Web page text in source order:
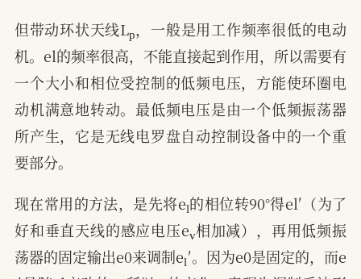
但带动环状天线L ，一般是用工作频率很低的电动
机。el的频率很高，不能直接起到作用，所以需要有
一个大小和相位受控制的低频电压，方能使环圈电
动机满意地转动。最低频电压是由一个低频振荡器
所产生，它是无线电罗盘自动控制设备中的一个重
要部分。
现在常用的方法，是先将e 的相位转90°得el′（为了
好和垂直天线的感应电压ev相加减），再用低频振
荡器的固定输出e0来调制el′。因为e0是固定的，而e
l l